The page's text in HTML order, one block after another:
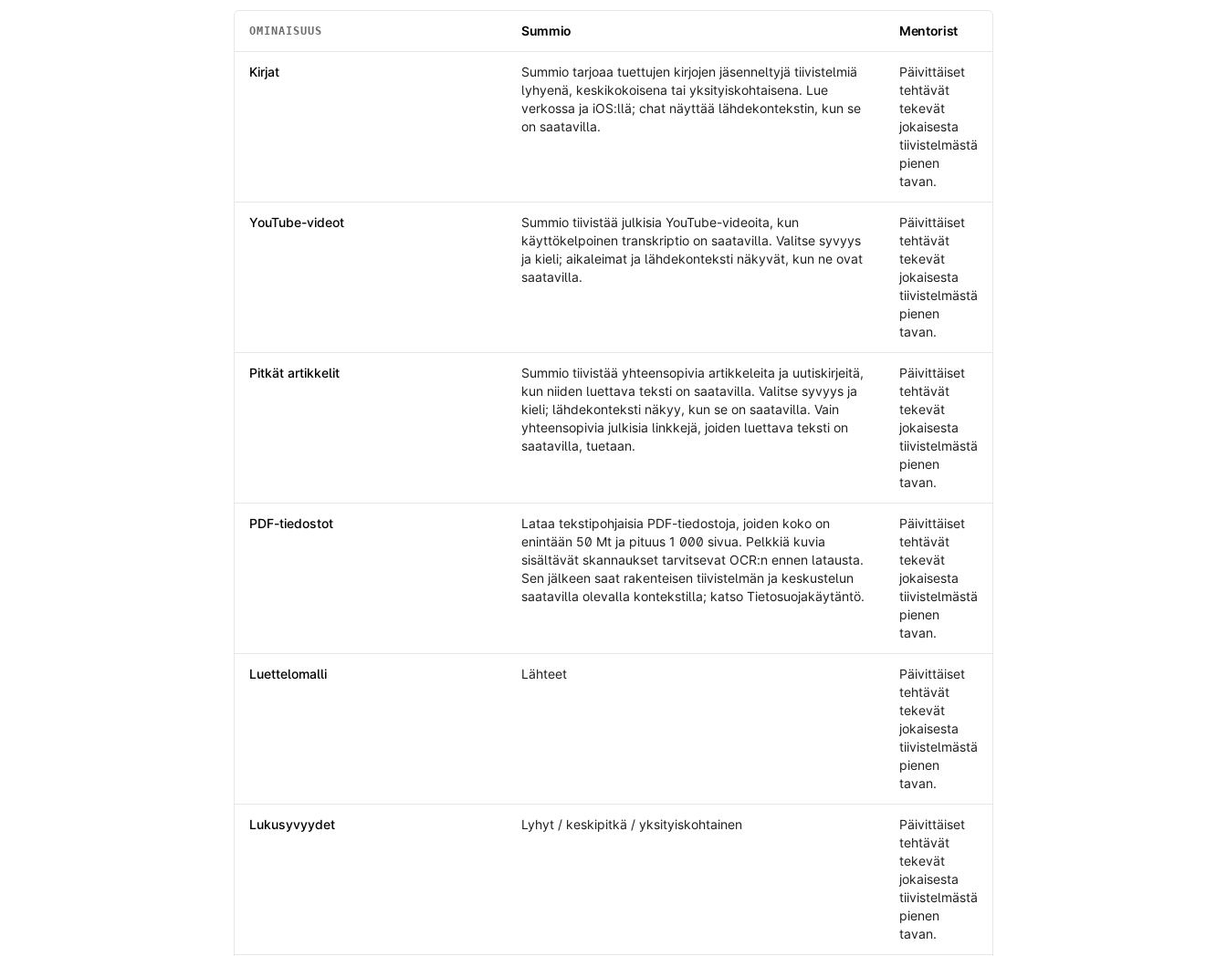
OMINAISUUS Summio Mentorist
Kirjat
Summio tarjoaa tuettujen kirjojen jäsenneltyjä tiivistelmiä
lyhyenä, keskikokoisena tai yksityiskohtaisena. Lue
verkossa ja iOS:llä; chat näyttää lähdekontekstin, kun se
on saatavilla.
Päivittäiset
tehtävät
tekevät
jokaisesta
tiivistelmästä
pienen
tavan.
YouTube-videot
Summio tiivistää julkisia YouTube-videoita, kun
käyttökelpoinen transkriptio on saatavilla. Valitse syvyys
ja kieli; aikaleimat ja lähdekonteksti näkyvät, kun ne ovat
saatavilla.
Päivittäiset
tehtävät
tekevät
jokaisesta
tiivistelmästä
pienen
tavan.
Pitkät artikkelit
Summio tiivistää yhteensopivia artikkeleita ja uutiskirjeitä,
kun niiden luettava teksti on saatavilla. Valitse syvyys ja
kieli; lähdekonteksti näkyy, kun se on saatavilla. Vain
yhteensopivia julkisia linkkejä, joiden luettava teksti on
saatavilla, tuetaan.
Päivittäiset
tehtävät
tekevät
jokaisesta
tiivistelmästä
pienen
tavan.
PDF-tiedostot
Lataa tekstipohjaisia PDF-tiedostoja, joiden koko on
enintään 50 Mt ja pituus 1 000 sivua. Pelkkiä kuvia
sisältävät skannaukset tarvitsevat OCR:n ennen latausta.
Sen jälkeen saat rakenteisen tiivistelmän ja keskustelun
saatavilla olevalla kontekstilla; katso Tietosuojakäytäntö.
Päivittäiset
tehtävät
tekevät
jokaisesta
tiivistelmästä
pienen
tavan.
Luettelomalli Lähteet
Päivittäiset
tehtävät
tekevät
jokaisesta
tiivistelmästä
pienen
tavan.
Lukusyvyydet Lyhyt / keskipitkä / yksityiskohtainen
Päivittäiset
tehtävät
tekevät
jokaisesta
tiivistelmästä
pienen
tavan.